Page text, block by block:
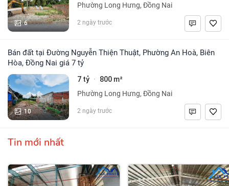
6
Phường Long Hưng, Đồng Nai
2 ngày trước
Bán đất tại Đường Nguyễn Thiện Thuật, Phường An Hoà, Biên
Hòa, Đồng Nai giá 7 tỷ
10
7 tỷ · 800 m²
Phường Long Hưng, Đồng Nai
2 ngày trước
Tin mới nhất